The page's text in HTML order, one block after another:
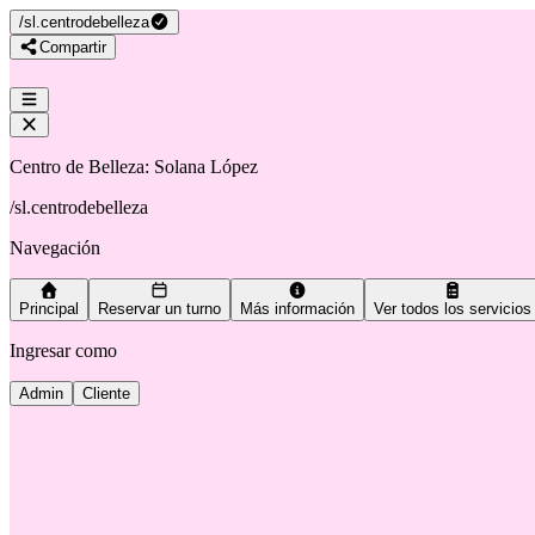
/sl.centrodebelleza
Compartir
Centro de Belleza: Solana López
/sl.centrodebelleza
Navegación
Principal Reservar un turno Más información Ver todos los servicios
Ingresar como
Admin Cliente